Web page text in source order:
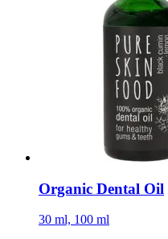
Organic Dental Oil
30 ml, 100 ml